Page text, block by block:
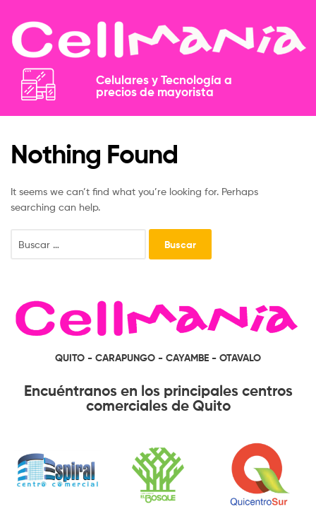
Celulares y Tecnología a
precios de mayorista​​
Nothing Found
It seems we can’t find what you’re looking for. Perhaps
searching can help.
QUITO - CARAPUNGO - CAYAMBE - OTAVALO
Encuéntranos en los principales centros
comerciales de Quito